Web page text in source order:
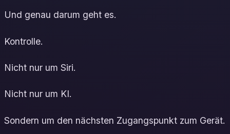
Und genau darum geht es.
Kontrolle.
Nicht nur um Siri.
Nicht nur um KI.
Sondern um den nächsten Zugangspunkt zum Gerät.